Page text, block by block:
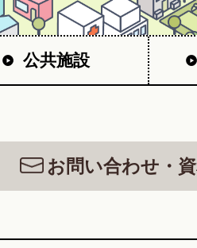
公共施設
お問い合わせ・